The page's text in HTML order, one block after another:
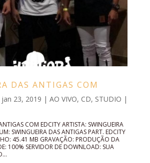
DAS ANTIGAS COM
jan 23, 2019 | AO VIVO, CD, STUDIO |
COM EDCITY ARTISTA: SWINGUEIRA
SWINGUEIRA DAS ANTIGAS PART. EDCITY
45.41 MB GRAVAÇÃO: PRODUÇÃO DA
100% SERVIDOR DE DOWNLOAD: SUA